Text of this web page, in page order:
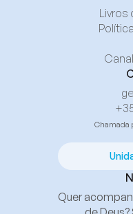
Livros
Chamada
Quer